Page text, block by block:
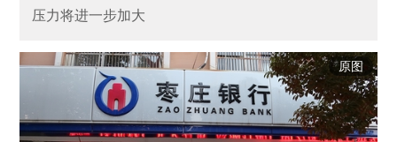
压力将进一步加大
原图